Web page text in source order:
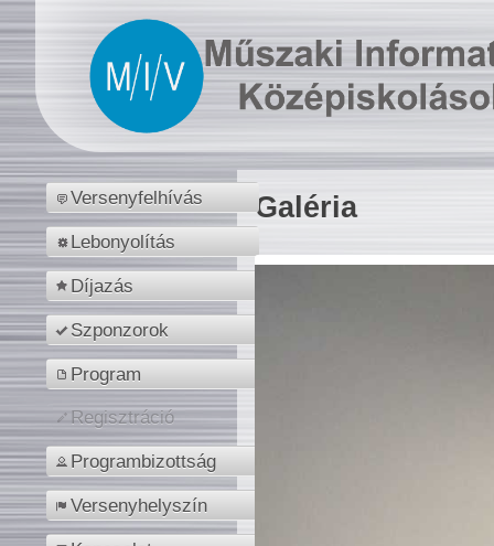
Versenyfelhívás
Lebonyolítás
Díjazás
Szponzorok
Program
Regisztráció
Programbizottság
Versenyhelyszín
Galéria